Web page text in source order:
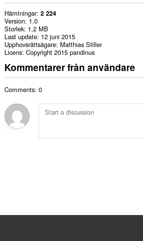
Hämtningar 2 224
Version 1.0
Storlek 1,2 MB
Last update 12 juni 2015
Upphovsrättsägare Matthias Stiller
Licens Copyright 2015 pandinus
Kommentarer från användare
Comments: 0